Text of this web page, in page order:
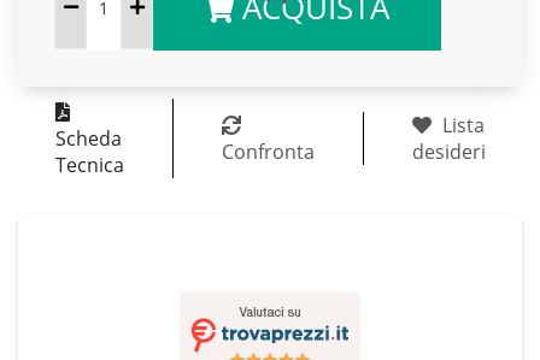
Scheda
Tecnica
Confronta
Lista
desideri